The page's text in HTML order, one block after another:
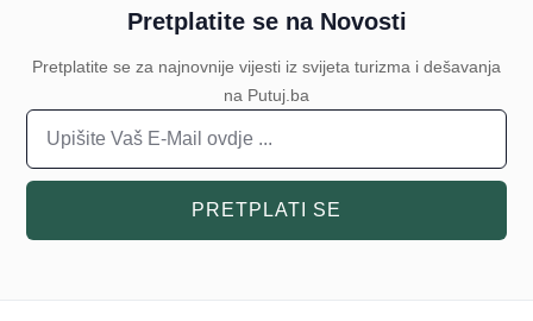
Pretplatite se na Novosti
Pretplatite se za najnovnije vijesti iz svijeta turizma i dešavanja
na Putuj.ba
PRETPLATI SE